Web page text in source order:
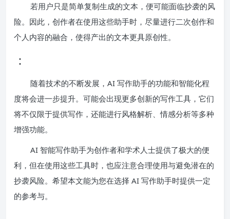
若用户只是简单复制生成的文本，便可能面临抄袭的风
险。因此，创作者在使用这些助手时，尽量进行二次创作和
个人内容的融合，使得产出的文本更具原创性。
：
随着技术的不断发展，AI 写作助手的功能和智能化程
度将会进一步提升。可能会出现更多创新的写作工具，它们
将不仅限于提供写作，还能进行风格解析、情感分析等多种
增强功能。
AI 智能写作助手为创作者和学术人士提供了极大的便
利，但在使用这些工具时，也应注意合理使用与避免潜在的
抄袭风险。希望本文能为您在选择 AI 写作助手时提供一定
的参考与。